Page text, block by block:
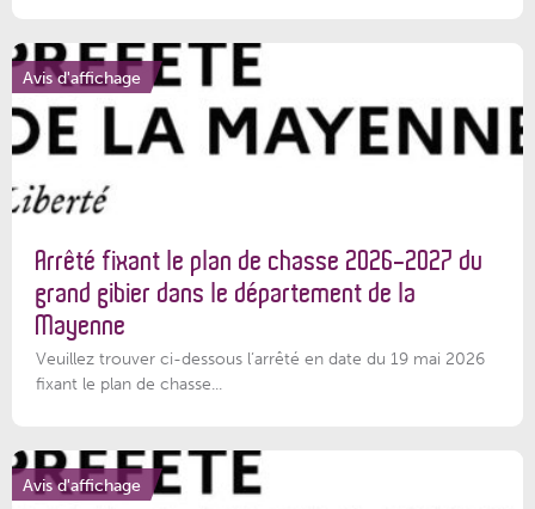
Avis d'affichage
Arrêté fixant le plan de chasse 2026-2027 du
grand gibier dans le département de la
Mayenne
Veuillez trouver ci-dessous l’arrêté en date du 19 mai 2026
fixant le plan de chasse...
Avis d'affichage